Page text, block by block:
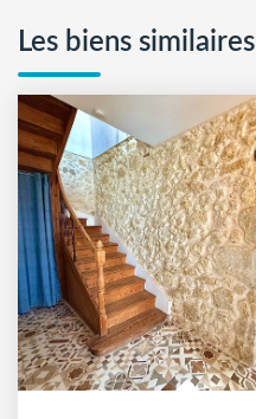
Les biens similaires